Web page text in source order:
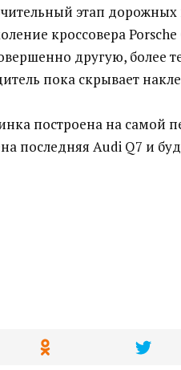
этап
кроссовера Porsche
другую, более
пока скрывает
построена на самой
последняя Audi Q7 и